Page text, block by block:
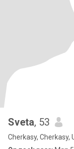
Sveta, 53
Cherkasy, Cherkasy,